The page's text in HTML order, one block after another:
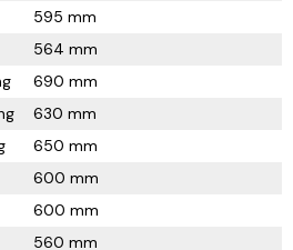
595 mm
564 mm
690 mm
630 mm
650 mm
600 mm
600 mm
560 mm